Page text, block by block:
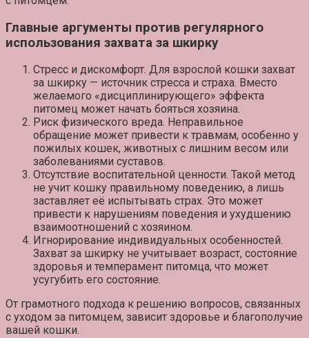
Главные аргументы против регулярного
использования захвата за шкирку
Стресс и дискомфорт. Для взрослой кошки захват
за шкирку — источник стресса и страха. Вместо
желаемого «дисциплинирующего» эффекта
питомец может начать бояться хозяина.
Риск физического вреда. Неправильное
обращение может привести к травмам, особенно у
пожилых кошек, животных с лишним весом или
заболеваниями суставов.
Отсутствие воспитательной ценности. Такой метод
не учит кошку правильному поведению, а лишь
заставляет её испытывать страх. Это может
привести к нарушениям поведения и ухудшению
взаимоотношений с хозяином.
Игнорирование индивидуальных особенностей.
Захват за шкирку не учитывает возраст, состояние
здоровья и темперамент питомца, что может
усугубить его состояние.
От грамотного подхода к решению вопросов, связанных
с уходом за питомцем, зависит здоровье и благополучие
вашей кошки.